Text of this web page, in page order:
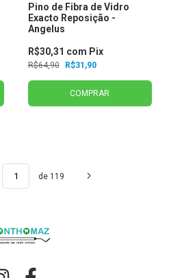
Pino de Fibra de Vidro
Exacto Reposição -
Angelus
R$64,90 R$31,90
R$30,31 com Pix
COMPRAR
de 119